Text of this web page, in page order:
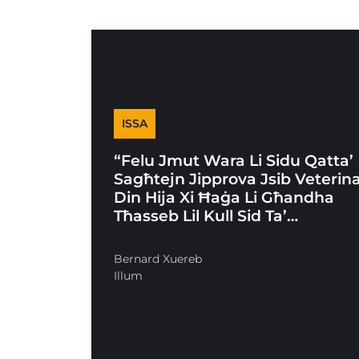
ISSA
“Felu Jmut Wara Li Sidu Qatta’
Sagħtejn Jipprova Jsib
Din Hija Xi Ħaġa Li Għandha
Tħasseb Lil Kull Sid Ta’…
Bernard Xuereb
Illum